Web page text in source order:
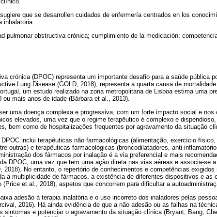
que se desarrollen cuidados de enfermería centrados en los
inhalatoria.
pulmonar obstructiva crónica; cumplimiento de la medicación;
crónica (DPOC) representa um importante desafio para a saúde pública
Lung Disease (GOLD, 2018), representa a quarta causa de
um estudo realizado na zona metropolitana de Lisboa estima uma
mais anos de idade (Bárbara et al., 2013).
uma doença complexa e progressiva, com um forte impacto social e nos
elevados, uma vez que o regime terapêutico é complexo e
bem como de hospitalizações frequentes por agravamento da situação
inclui terapêuticas não farmacológicas (alimentação, exercício
outras) e terapêuticas farmacológicas (broncodilatadores, anti-
dos fármacos por inalação é a via preferencial e mais
DPOC, uma vez que tem uma ação direta nas vias aéreas e associa-se
2018). No entanto, o repertório de conhecimentos e competências
a multiplicidade de fármacos, a existência de diferentes dispositivos e as
(Price et al., 2018), aspetos que concorrem para dificultar a
adesão à terapia inalatória e o uso incorreto dos inaladores pelas
2016). Há ainda evidência de que a não adesão ou as falhas na
sintomas e potenciar o agravamento da situação clínica (Bryant, Bang,